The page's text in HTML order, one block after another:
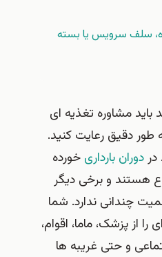
سرویس یا بسته
مشاوره تغذیه ای
دقیق رعایت کنید.
بارداریخورده
و برخی دیگر
ندارد. شما
ماما، اقوام،
و حتی غریبه ها